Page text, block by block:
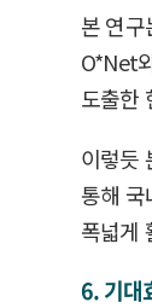
본 연구
O*Net
도출한
이렇듯
통해 국
폭넓게
6. 기대